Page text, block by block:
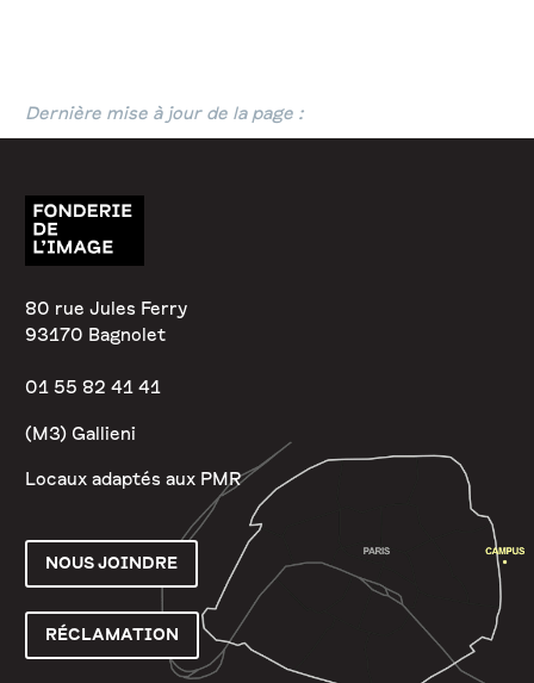
Dernière mise à jour de la page :
80 rue Jules Ferry
93170 Bagnolet
01 55 82 41 41
(M3) Gallieni
Locaux adaptés aux PMR
NOUS JOINDRE
RÉCLAMATION